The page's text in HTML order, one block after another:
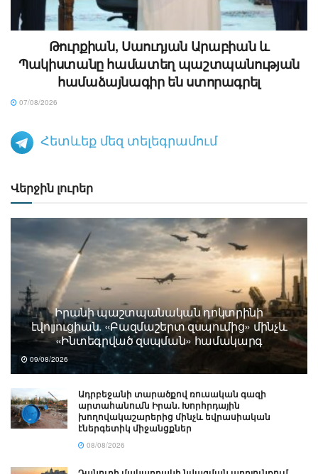
Թուրքիան, Սաուդյան Արաբիան և
Պակիստանը համատեղ պաշտպանության
համաձայնագիր են ստորագրել
07/08/2026
Հետևեք մեզ տելեգրամում
Վերջին լուրեր
Իրանի պաշտպանական դոկտրինի
էվոլյուցիան. «Բազմաշերտ զսպումից» մինչև
«Ինտեգրված զսպման» համակարգ
09/08/2026
Ադրբեջանի տարածքով ռուսական գազի
արտահանումն Իրան. Խորհրդային
խողովակաշարերից մինչև եվրասիական
էներգետիկ միջանցքներ
08/08/2026